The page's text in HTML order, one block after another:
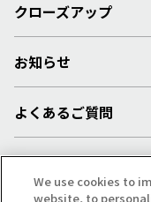
クローズアップ
お知らせ
よくあるご質問
採用情報
We use cookies to
website, to